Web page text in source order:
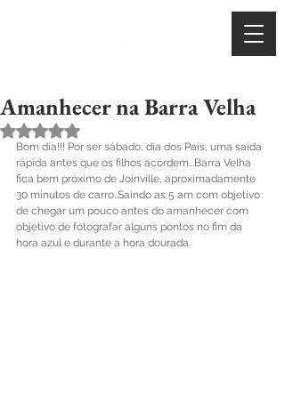
Amanhecer na Barra Velha
Avaliado com NaN de 5 estrelas.
Bom dia!!! Por ser sábado, dia dos Pais, uma saída
rápida antes que os filhos acordem...Barra Velha
fica bem próximo de Joinville, aproximadamente
30 minutos de carro..Saindo as 5 am com objetivo
de chegar um pouco antes do amanhecer com
objetivo de fotografar alguns pontos no fim da
hora azul e durante a hora dourada.